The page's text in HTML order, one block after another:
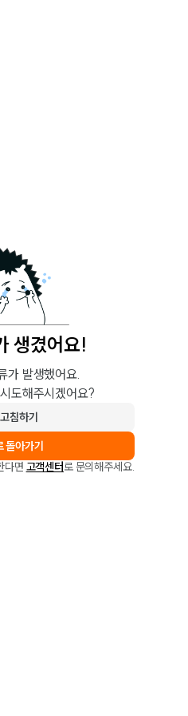
생겼어요!
가 발생했어요.
도해주시겠어요?
침하기
돌아가기
다면 고객센터로 문의해주세요.